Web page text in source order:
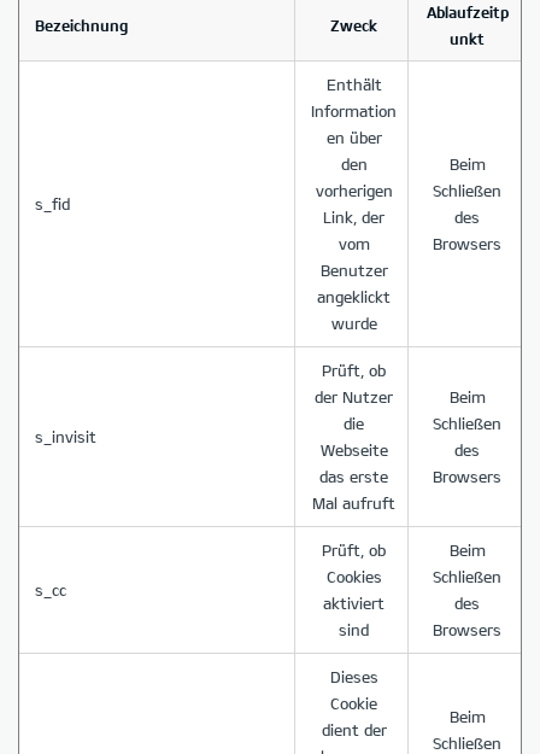
Bezeichnung Zweck
Ablaufzeitp
unkt
s_fid
Enthält
Information
en über
den
vorherigen
Link, der
vom
Benutzer
angeklickt
wurde
Beim
Schließen
des
Browsers
s_invisit
Prüft, ob
der Nutzer
die
Webseite
das erste
Mal aufruft
Beim
Schließen
des
Browsers
s_cc
Prüft, ob
Cookies
aktiviert
sind
Beim
Schließen
des
Browsers
Dieses
Cookie
dient der
Beim
Schließen